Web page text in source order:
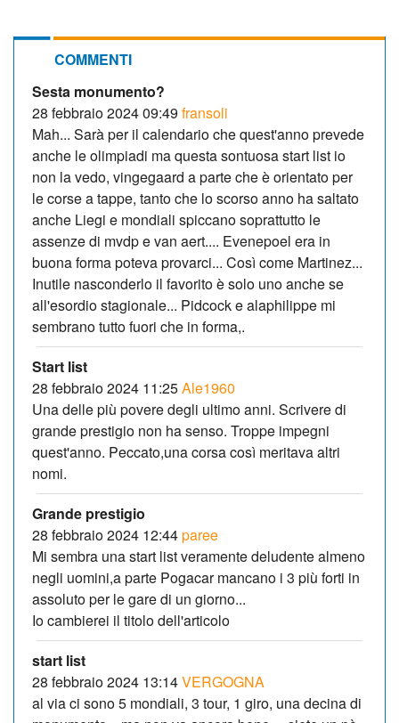
COMMENTI
Sesta monumento?
28 febbraio 2024 09:49 fransoli
Mah... Sarà per il calendario che quest'anno prevede
anche le olimpiadi ma questa sontuosa start list io
non la vedo, vingegaard a parte che è orientato per
le corse a tappe, tanto che lo scorso anno ha saltato
anche Liegi e mondiali spiccano soprattutto le
assenze di mvdp e van aert.... Evenepoel era in
buona forma poteva provarci... Così come Martinez...
Inutile nasconderlo il favorito è solo uno anche se
all'esordio stagionale... Pidcock e alaphilippe mi
sembrano tutto fuori che in forma,.
Start list
28 febbraio 2024 11:25Ale1960
Una delle più povere degli ultimo anni. Scrivere di
grande prestigio non ha senso. Troppe impegni
quest'anno. Peccato,una corsa così meritava altri
nomi.
Grande prestigio
28 febbraio 2024 12:44paree
Mi sembra una start list veramente deludente almeno
negli uomini,a parte Pogacar mancano i 3 più forti in
assoluto per le gare di un giorno...
Io cambierei il titolo dell'articolo
start list
28 febbraio 2024 13:14VERGOGNA
al via ci sono 5 mondiali, 3 tour, 1 giro, una decina di